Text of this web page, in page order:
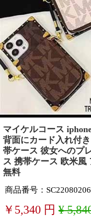
マイケルコース
背面にカード入れ付
帯ケース 彼女へのプ
ス 携帯ケース 欧米風
無料
商品番号：SC22080206
￥ 5,340 円 ¥